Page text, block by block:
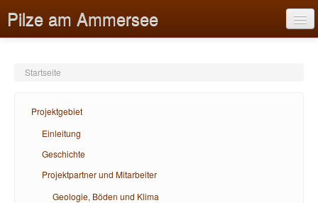
Pilze am Ammersee
Pilze am Ammersee
Was ist ein Pilz?
Bildungsangebote
Startseite
Projektgebiet
Einleitung
Geschichte
Projektpartner und Mitarbeiter
Geologie, Böden und Klima